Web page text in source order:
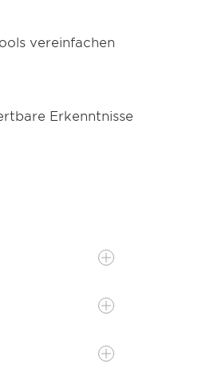
vereinfachen
Erkenntnisse